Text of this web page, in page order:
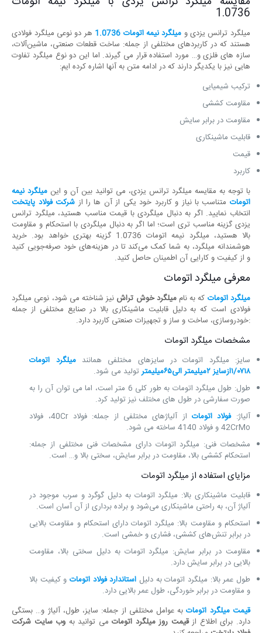
1.0736
میلگرد ترانس یزدی و میلگرد نیمه اتومات 1.0736
هر دو نوعی میلگرد فولادی
هستند که در کاربردهای مختلفی از جمله: ساخت قطعات صنعتی، ماشین‌آلات،
سازه‌ های فلزی و… مورد استفاده قرار می‌ گیرند. اما این دو نوع میلگرد تفاوت
‌هایی نیز با یکدیگر دارند که در ادامه متن به آنها اشاره کرده ایم:
ترکیب شیمیایی
مقاومت کششی
مقاومت در برابر سایش
قابلیت ماشینکاری
قیمت
کاربرد
با توجه به مقایسه میلگرد ترانس یزدی، می توانید بین آن و این میلگرد نیمه
اتومات متناسب با نیاز و کاربرد خود یکی از آن ها را از شرکت فولاد پایتخت
انتخاب نمایید. اگر به دنبال میلگردی با قیمت مناسب هستید، میلگرد ترانس
یزدی گزینه مناسب ‌تری است؛ اما اگر به دنبال میلگردی با استحکام و مقاومت
بالا هستید، میلگرد نیمه اتومات 1.0736 گزینه بهتری خواهد بود. خرید
هوشمندانه میلگرد، به شما کمک می‌کند تا در هزینه‌های خود صرفه‌جویی کنید
و از کیفیت و کارایی آن اطمینان حاصل کنید.
معرفی میلگرد اتومات
میلگرد اتومات که به ناممیلگرد خوش تراش نیز شناخته می ‌شود، نوعی میلگرد
فولادی است که به دلیل قابلیت ماشینکاری بالا در صنایع مختلفی از جمله
:خودروسازی، ساخت و ساز و تجهیزات صنعتی کاربرد دارد.
مشخصات میلگرد اتومات
سایز: میلگرد اتومات در سایزهای مختلفی همانندمیلگرد اتومات
۱/۰۷۱۸ازسایز ۲میلیمتر الی۶۵میلیمتر
تولید می ‌شود.
طول: طول میلگرد اتومات به طور کلی 6 متر است، اما می ‌توان آن را به
صورت سفارشی در طول ‌های مختلف نیز تولید کرد.
آلیاژ:فولاد اتومات
از آلیاژهای مختلفی از جمله: فولاد 40Cr، فولاد
42CrMo و فولاد 4140 ساخته می‌ شود.
مشخصات فنی: میلگرد اتومات دارای مشخصات فنی مختلفی از جمله:
استحکام کششی بالا، مقاومت در برابر سایش، سختی بالا و… است.
مزایای استفاده از میلگرد اتومات
قابلیت ماشینکاری بالا: میلگرد اتومات به دلیل گوگرد و سرب موجود در
آلیاژ آن، به راحتی ماشینکاری می‌شود و براده برداری از آن آسان است.
استحکام و مقاومت بالا: میلگرد اتومات دارای استحکام و مقاومت بالایی
در برابر تنش‌های کششی، فشاری و خمشی است.
مقاومت در برابر سایش: میلگرد اتومات به دلیل سختی بالا، مقاومت
بالایی در برابر سایش دارد.
طول عمر بالا: میلگرد اتومات به دلیل استاندارد فولاد اتوماتو کیفیت بالا
و مقاومت در برابر خوردگی، طول عمر بالایی دارد.
قیمت میلگرد اتوماتبه عوامل مختلفی از جمله: سایز، طول، آلیاژ و… بستگی
دارد. برای اطلاع ازقیمت روز میلگرد اتوماتمی ‌توانید به وب سایت شرکت‌